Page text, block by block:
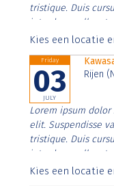
tristique. Duis
interdum nulla, ut
Aenean faucibus
Kies een locatie
Friday
03
JULY
Rijen
Lorem ipsum
elit. Suspendisse
tristique. Duis
interdum nulla, ut
Aenean faucibus
Kies een locatie